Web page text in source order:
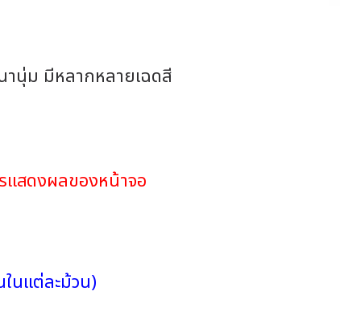
านุ่ม มีหลากหลายเฉดสี
แสดงผลของหน้าจอ
นแต่ละม้วน)